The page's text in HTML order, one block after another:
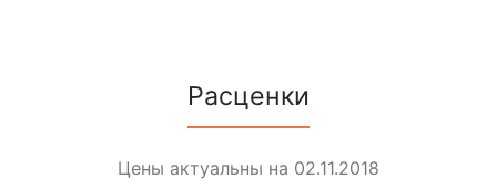
Расценки
Цены актуальны на 02.11.2018